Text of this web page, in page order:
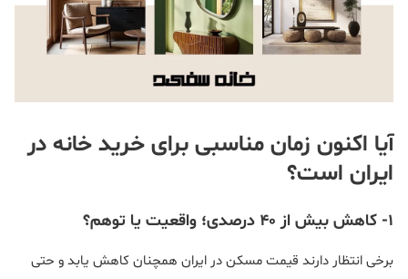
آیا اکنون زمان مناسبی برای خرید خانه در
ایران است؟
1- کاهش بیش از ۴۰ درصدی؛ واقعیت یا توهم؟
برخی انتظار دارند قیمت مسکن در ایران همچنان کاهش یابد و حتی